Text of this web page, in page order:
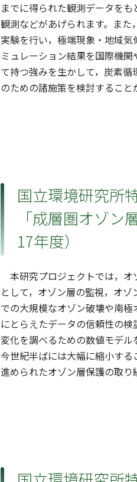
までに得られた観測データを
観測などがあげられます。ま
実験を行い，極端現象・地域
ミュレーション結果を国際機
て持つ強みを生かして，炭素
のための諸施策を検討すること
国立環境研究所
「成層圏オゾ
17年度）
本研究プロジェクトでは，オ
として，オゾン層の監視，オ
での大規模なオゾン破壊や南
にとらえたデータの信頼性の
変化を調べるための数値モデ
今世紀半ばには大幅に縮小す
進められたオゾン層保護の取り